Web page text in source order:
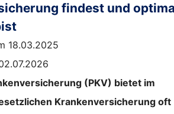
findest und
18.03.2025
(PKV) bietet im
Krankenversicherung oft